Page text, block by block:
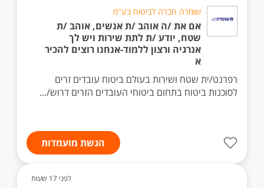
שומרה חברה לביטוח בע"מ
אם את /ה אוהב /ת אנשים, אוהב /ת
שטח, יודע /ת לתת שירות ויש לך
אנרגיה ורצון ללמוד-אנחנו רוצים להכיר
א
רפרנט/ית שטח ושירות בעולם ביטוח עובדים זרים
לסוכנות ביטוח בתחום ביטוחי העובדים הזרים דרוש/...
הגשת מועמדות
לפני 17 שעות